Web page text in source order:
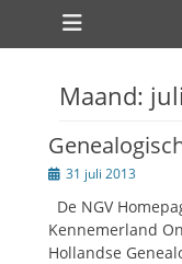
Primair
Ga
naar
Maand:
Geplaatst
31 juli 2013
De NGV
Kennemerland
Hollandse